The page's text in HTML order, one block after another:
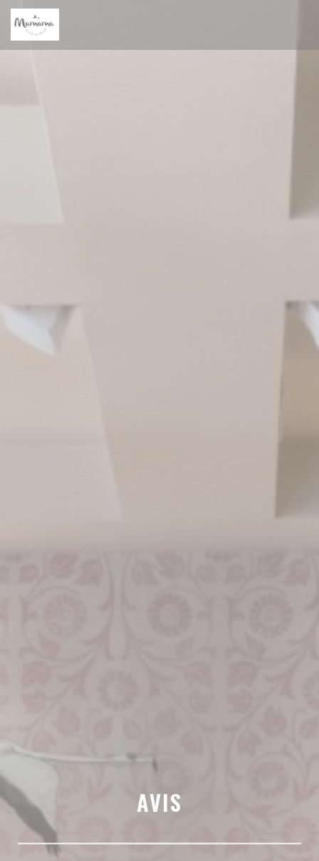
Personnalisation de vos choix en matière de cookies
AVIS